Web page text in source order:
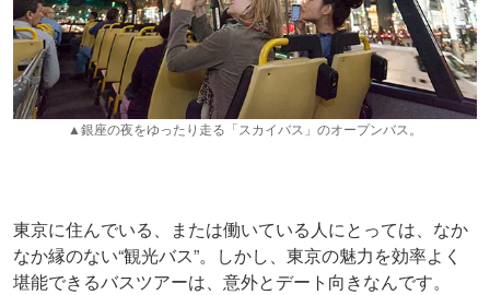
▲銀座の夜をゆったり走る「スカイバス」のオープンバス。
東京に住んでいる、または働いている人にとっては、なか
なか縁のない“観光バス”。しかし、東京の魅力を効率よく
堪能できるバスツアーは、意外とデート向きなんです。